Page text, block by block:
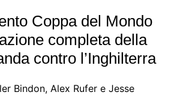
Coppa del Mondo
completa della
contro l’Inghilterra
Bindon, Alex Rufer e Jesse